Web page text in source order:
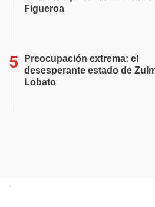
Figueroa
Preocupación extrema: el
desesperante estado de
Lobato